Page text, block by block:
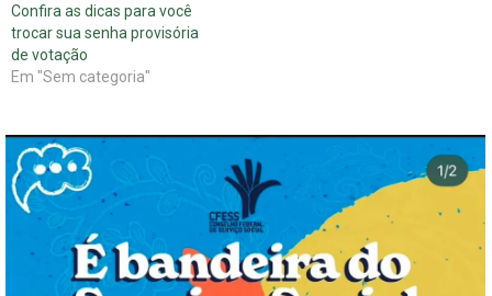
Confira as dicas para você
trocar sua senha provisória
de votação
Em "Sem categoria"